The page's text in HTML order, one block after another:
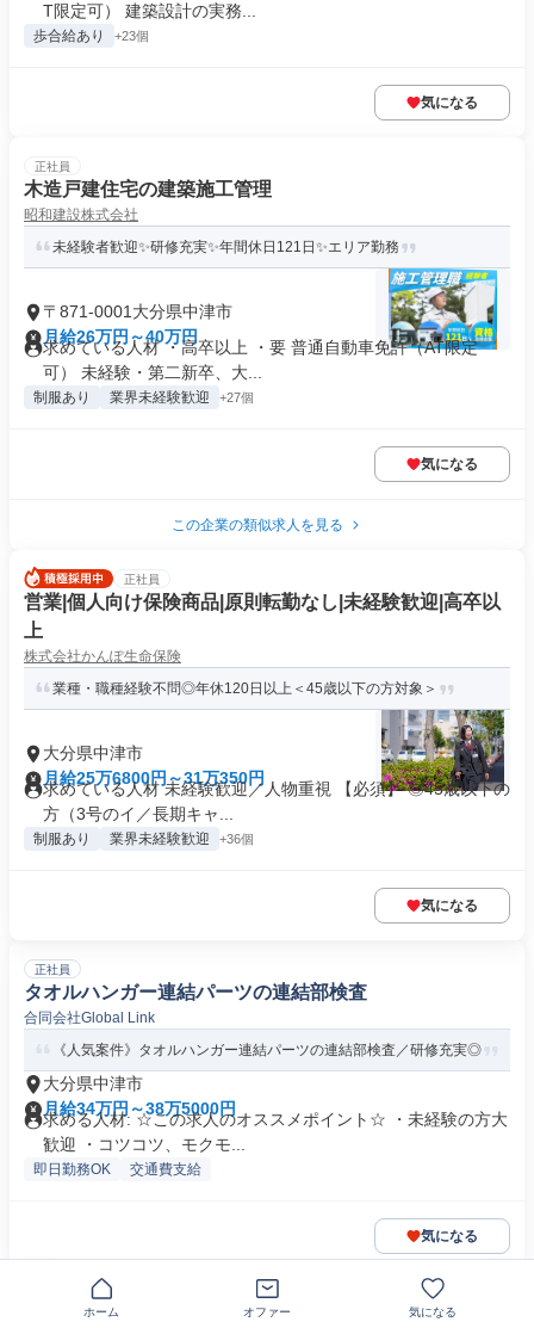
T限定可） 建築設計の実務...
歩合給あり +23個
気になる
正社員
木造戸建住宅の建築施工管理
昭和建設株式会社
未経験者歓迎✨研修充実✨年間休日121日✨エリア勤務
〒871-0001大分県中津市
月給26万円～40万円
求めている人材 ・高卒以上 ・要 普通自動車免許（AT限定
可） 未経験・第二新卒、大...
制服あり 業界未経験歓迎 +27個
気になる
この企業の類似求人を見る
正社員
営業|個人向け保険商品|原則転勤なし|未経験歓迎|高卒以
上
株式会社かんぽ生命保険
業種・職種経験不問◎年休120日以上＜45歳以下の方対象＞
大分県中津市
月給25万6800円～31万350円
求めている人材 未経験歓迎／人物重視 【必須】 ◎45歳以下の
方（3号のイ／長期キャ...
制服あり 業界未経験歓迎 +36個
気になる
正社員
タオルハンガー連結パーツの連結部検査
合同会社Global Link
《人気案件》タオルハンガー連結パーツの連結部検査／研修充実◎
大分県中津市
月給34万円～38万5000円
求める人材: ☆この求人のオススメポイント☆ ・未経験の方大
歓迎 ・コツコツ、モクモ...
即日勤務OK 交通費支給
気になる
(未経験可)賃貸物件のルームアドバイザー
ホーム オファー 気になる